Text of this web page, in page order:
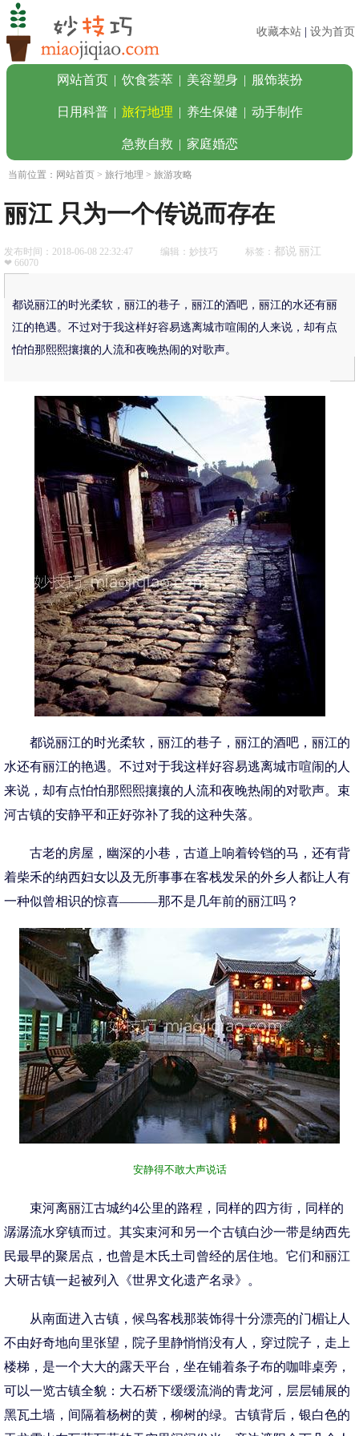
收藏本站 设为首页
网站首页 | 饮食荟萃 | 美容塑身 | 服饰装扮
日用科普 | 旅行地理 | 养生保健 | 动手制作
急救自救 | 家庭婚恋
当前位置： 网站首页 > 旅行地理 > 旅游攻略
丽江 只为一个传说而存在
发布时间：2018-06-08 22:32:47 编辑：妙技巧 标签： 都说 丽江
❤ 66070
都说丽江的时光柔软，丽江的巷子，丽江的酒吧，丽江的水还有丽
江的艳遇。不过对于我这样好容易逃离城市喧闹的人来说，却有点
怕怕那熙熙攘攘的人流和夜晚热闹的对歌声。
都说丽江的时光柔软，丽江的巷子，丽江的酒吧，丽江的
水还有丽江的艳遇。不过对于我这样好容易逃离城市喧闹的人
来说，却有点怕怕那熙熙攘攘的人流和夜晚热闹的对歌声。束
河古镇的安静平和正好弥补了我的这种失落。
古老的房屋，幽深的小巷，古道上响着铃铛的马，还有背
着柴禾的纳西妇女以及无所事事在客栈发呆的外乡人都让人有
一种似曾相识的惊喜———那不是几年前的丽江吗？
安静得不敢大声说话
束河离丽江古城约4公里的路程，同样的四方街，同样的
潺潺流水穿镇而过。其实束河和另一个古镇白沙一带是纳西先
民最早的聚居点，也曾是木氏土司曾经的居住地。它们和丽江
大研古镇一起被列入《世界文化遗产名录》。
从南面进入古镇，候鸟客栈那装饰得十分漂亮的门楣让人
不由好奇地向里张望，院子里静悄悄没有人，穿过院子，走上
楼梯，是一个大大的露天平台，坐在铺着条子布的咖啡桌旁，
可以一览古镇全貌：大石桥下缓缓流淌的青龙河，层层铺展的
黑瓦土墙，间隔着杨树的黄，柳树的绿。古镇背后，银白色的